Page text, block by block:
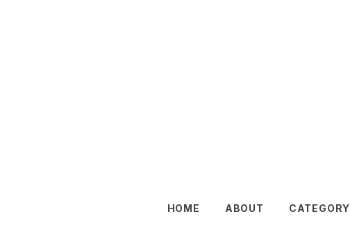
HOME ABOUT CATEGORY